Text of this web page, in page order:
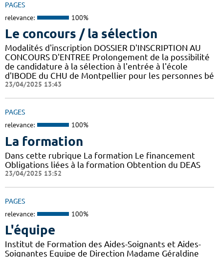
PAGES
relevance: 100%
Le concours / la sélection
Modalités d'inscription DOSSIER D'INSCRIPTION AU
CONCOURS D'ENTREE Prolongement de la possibilité
de candidature à la sélection à l'entrée à l'école
d'IBODE du CHU de Montpellier pour les personnes bé
23/04/2025 13:43
PAGES
relevance: 100%
La formation
Dans cette rubrique La formation Le financement
Obligations liées à la formation Obtention du DEAS
23/04/2025 13:52
PAGES
relevance: 100%
L'équipe
Institut de Formation des Aides-Soignants et Aides-
Soignantes Equipe de Direction Madame Géraldine